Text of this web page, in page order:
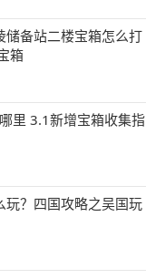
储备站二楼宝箱怎么打
箱
里 3.1新增宝箱收集指
玩？四国攻略之吴国玩